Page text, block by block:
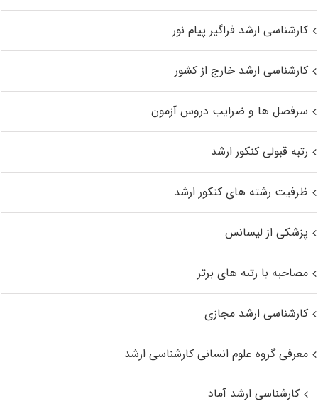
کارشناسی ارشد فراگیر پیام نور
کارشناسی ارشد خارج از کشور
سرفصل ها و ضرایب دروس آزمون
رتبه قبولی کنکور ارشد
ظرفیت رشته های کنکور ارشد
پزشکی از لیسانس
مصاحبه با رتبه های برتر
کارشناسی ارشد مجازی
معرفی گروه علوم انسانی کارشناسی ارشد
کارشناسی ارشد آماد